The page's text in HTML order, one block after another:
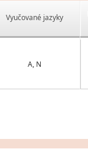
Vyučované jazyky
A, N